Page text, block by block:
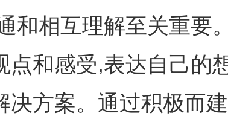
和相互理解至关重要
点和感受,表达自己的
决方案。通过积极而